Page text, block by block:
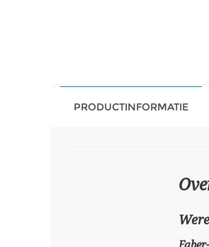
PRODUCTINFORMATIE